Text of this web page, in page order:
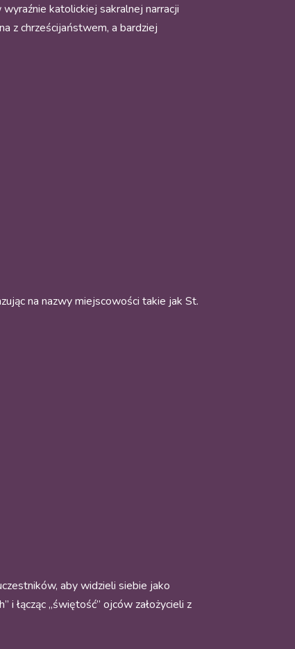
katolickiej sakralnej narracji
z chrześcijaństwem, a bardziej
na nazwy miejscowości takie jak St.
aby widzieli siebie jako
łącząc „świętość” ojców założycieli z